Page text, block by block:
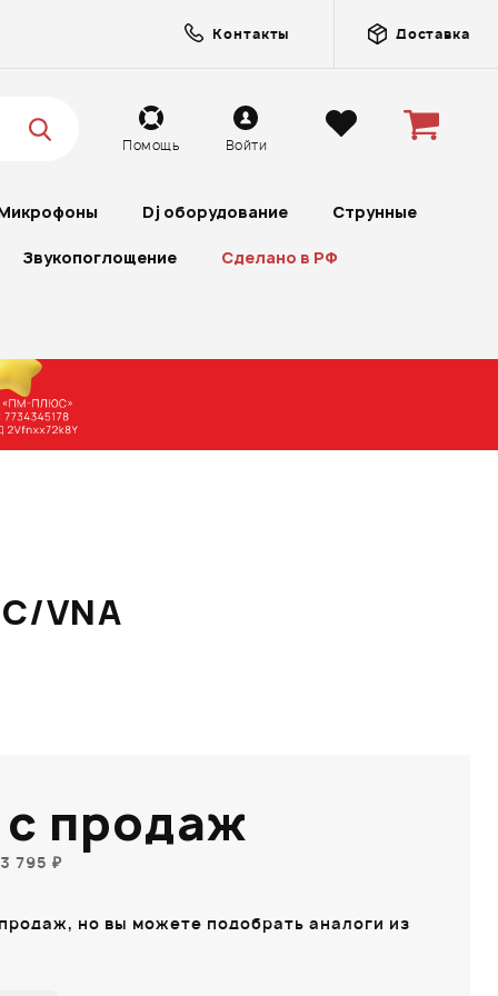
Контакты Доставка
Помощь Войти
Dj оборудование Струнные
Звукопоглощение Сделано в РФ
VNA
продаж
795 ₽
но вы можете подобрать аналоги из